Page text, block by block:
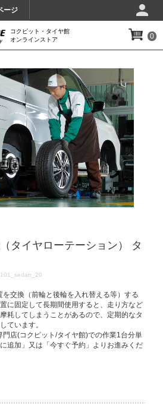
ージ
コクピット・タイヤ館
オンラインストア
0
タイヤローテーション） タ
を交換（前輪と後輪を入れ替える等）する
に固定して長期間使用すると、走り方など
耗してしまうことがあるので、定期的なタ
ています。
門店(コクピット/タイヤ館)での作業1台分単
追加」又は「今すぐ予約」よりお進みくだ